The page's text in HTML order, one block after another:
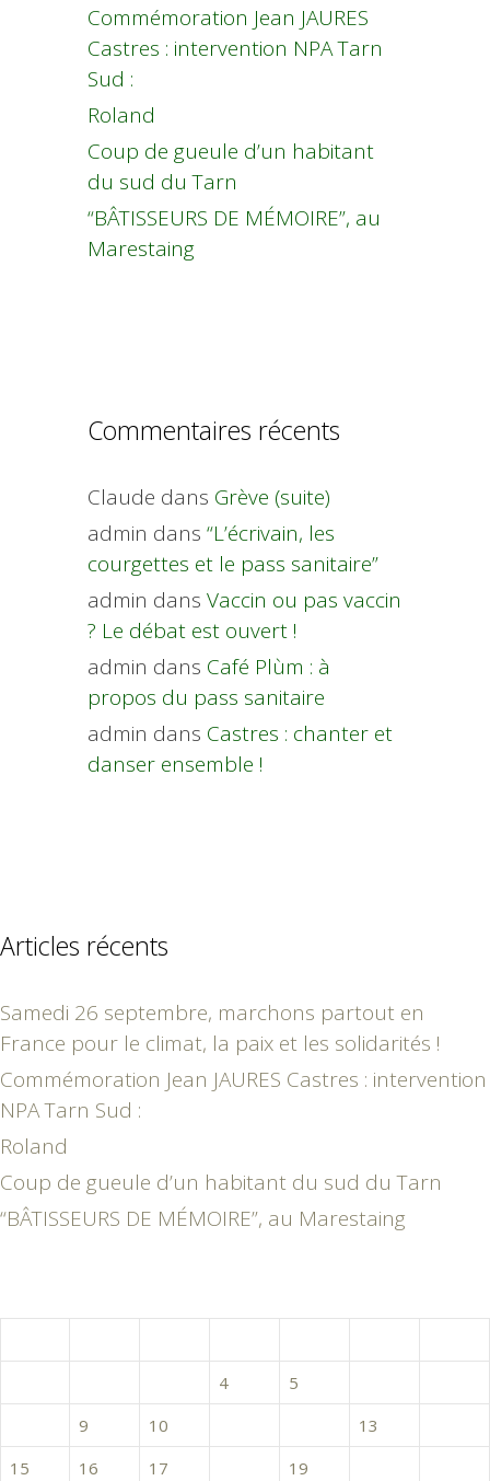
Commémoration Jean JAURES
Castres : intervention NPA Tarn
Sud :
Roland
Coup de gueule d’un habitant
du sud du Tarn
“BÂTISSEURS DE MÉMOIRE”, au
Marestaing
Commentaires récents
Claude dans Grève (suite)
admin dans “L’écrivain, les
courgettes et le pass sanitaire”
admin dans Vaccin ou pas vaccin
? Le débat est ouvert !
admin dans Café Plùm : à
propos du pass sanitaire
admin dans Castres : chanter et
danser ensemble !
Articles récents
Samedi 26 septembre, marchons partout en
France pour le climat, la paix et les solidarités !
Commémoration Jean JAURES Castres : intervention
NPA Tarn Sud :
Roland
Coup de gueule d’un habitant du sud du Tarn
“BÂTISSEURS DE MÉMOIRE”, au Marestaing
4 5
9 10 13
15
16 17 19